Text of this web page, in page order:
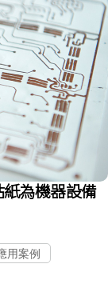
為機器設備
用案例